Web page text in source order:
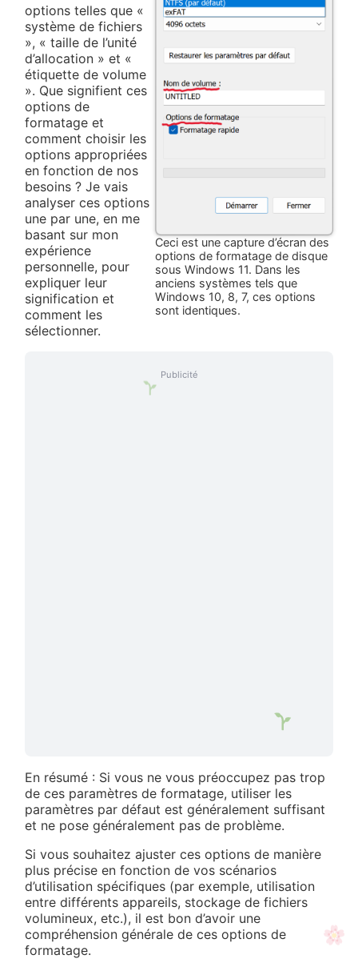
Ceci est une capture d’écran des
options de formatage de disque
sous Windows 11. Dans les
anciens systèmes tels que
Windows 10, 8, 7, ces options
sont identiques.
options telles que «
système de fichiers
», « taille de l’unité
d’allocation » et «
étiquette de volume
». Que signifient ces
options de
formatage et
comment choisir les
options appropriées
en fonction de nos
besoins ? Je vais
analyser ces options
une par une, en me
basant sur mon
expérience
personnelle, pour
expliquer leur
signification et
comment les
sélectionner.
Publicité
En résumé : Si vous ne vous préoccupez pas trop
de ces paramètres de formatage, utiliser les
paramètres par défaut est généralement suffisant
et ne pose généralement pas de problème.
Si vous souhaitez ajuster ces options de manière
plus précise en fonction de vos scénarios
d’utilisation spécifiques (par exemple, utilisation
entre différents appareils, stockage de fichiers
volumineux, etc.), il est bon d’avoir une
compréhension générale de ces options de
formatage.